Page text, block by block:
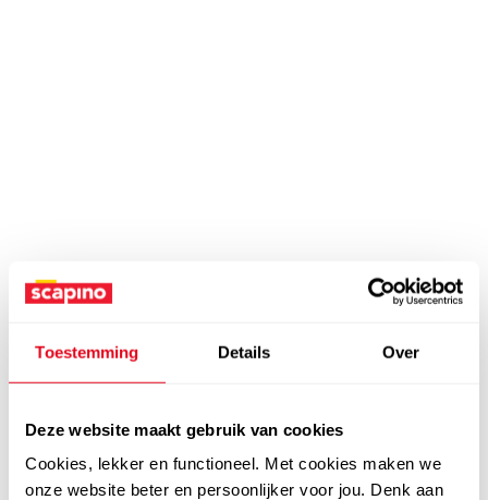
Toestemming Details Over
Deze website maakt gebruik van cookies
Cookies, lekker en functioneel. Met cookies maken we
onze website beter en persoonlijker voor jou. Denk aan